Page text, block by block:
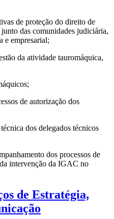
de proteção do direito de
das comunidades judiciária,
e empresarial;
da atividade tauromáquica,
de autorização dos
dos delegados técnicos
dos processos de
intervenção da IGAC no
de Estratégia,